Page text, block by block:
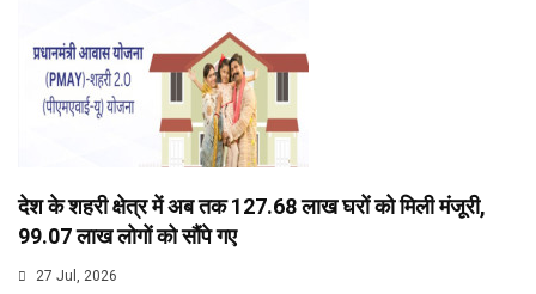
देश के शहरी क्षेत्र में अब तक 127.68 लाख घरों को मिली मंजूरी,
99.07 लाख लोगों को सौंपे गए
27 Jul, 2026